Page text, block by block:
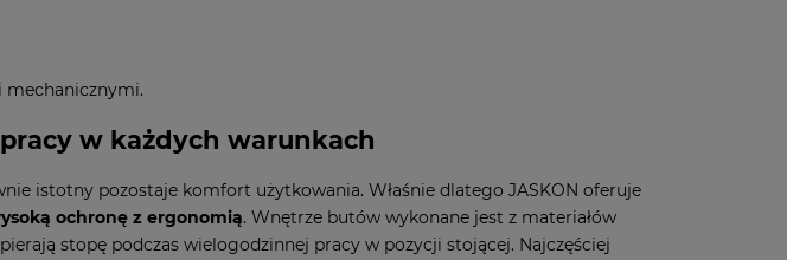
mechanicznymi.
w każdych warunkach
istotny pozostaje komfort użytkowania. Właśnie dlatego JASKON oferuje
ochronę z ergonomią. Wnętrze butów wykonane jest z materiałów
stopę podczas wielogodzinnej pracy w pozycji stojącej. Najczęściej